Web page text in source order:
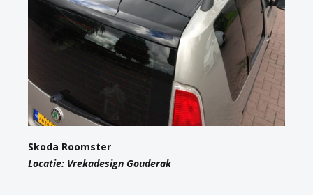
Skoda Roomster
Locatie: Vrekadesign Gouderak